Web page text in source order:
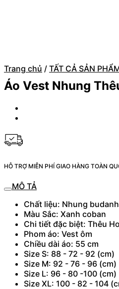
Trang chủ / TẤT CẢ SẢN
Áo Vest Nhung
HỖ TRỢ MIỄN PHÍ GIAO HÀNG TOÀN
MÔ TẢ
Chất liệu: Nhung
Màu Sắc: Xanh coban
Chi tiết đặc biệt: Thêu
Phom áo: Vest ôm
Chiều dài áo: 55 cm
Size S: 88 - 72 - 92 (cm)
Size M: 92 - 76 - 96 (cm)
Size L: 96 - 80 -100 (cm)
Size XL: 100 - 82 - 104